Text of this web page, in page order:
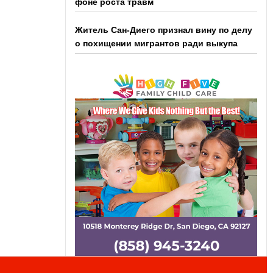
Житель Сан-Диего признал вину по делу
о похищении мигрантов ради выкупа